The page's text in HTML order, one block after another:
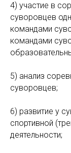
4) участие в
суворовцев
командами
командами
5) анализ
суворовцев;
6) развитие у
спортивной
деятельности;